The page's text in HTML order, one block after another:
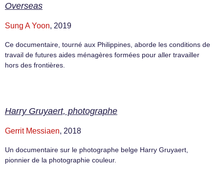
Overseas
Sung A Yoon, 2019
Ce documentaire, tourné aux Philippines, aborde les conditions de
travail de futures aides ménagères formées pour aller travailler
hors des frontières.
Harry Gruyaert, photographe
Gerrit Messiaen, 2018
Un documentaire sur le photographe belge Harry Gruyaert,
pionnier de la photographie couleur.